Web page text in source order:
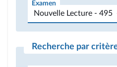
Examen
Recherche par